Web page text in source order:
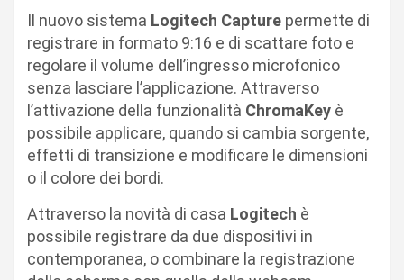
Il nuovo sistema Logitech Capture permette di
registrare in formato 9:16 e di scattare foto e
regolare il volume dell’ingresso microfonico
senza lasciare l’applicazione. Attraverso
l’attivazione della funzionalità ChromaKey è
possibile applicare, quando si cambia sorgente,
effetti di transizione e modificare le dimensioni
o il colore dei bordi.
Attraverso la novità di casa Logitech è
possibile registrare da due dispositivi in
contemporanea, o combinare la registrazione